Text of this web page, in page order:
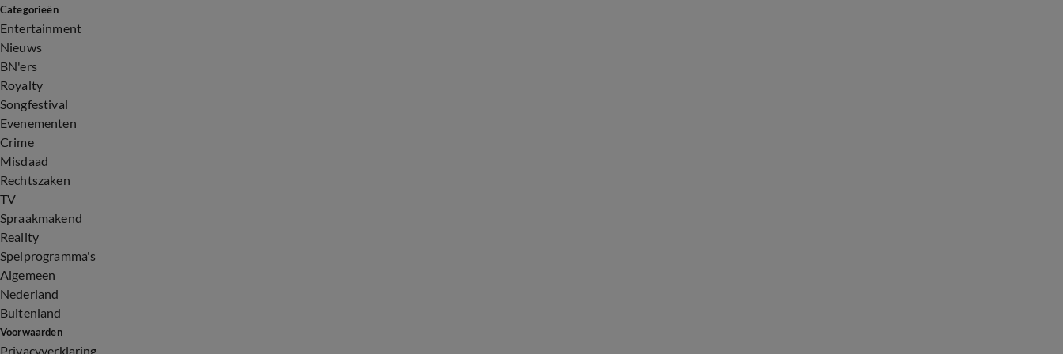
Categorieën
Entertainment
Nieuws
BN'ers
Royalty
Songfestival
Evenementen
Crime
Misdaad
Rechtszaken
TV
Spraakmakend
Reality
Spelprogramma's
Algemeen
Nederland
Buitenland
Voorwaarden
Privacyverklaring